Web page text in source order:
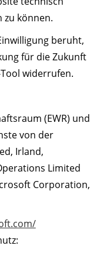
können.
beruht,
für die Zukunft
widerrufen.
(EWR) und
von der
Irland,
Limited
Corporation,